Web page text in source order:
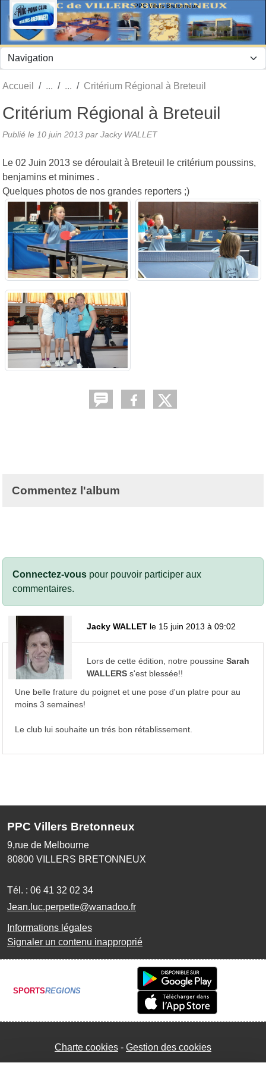
PPC Villers Bretonneux
Accueil Critérium Régional à Breteuil
Critérium Régional à Breteuil
Publié le 10 juin 2013 par Jacky WALLET
Le 02 Juin 2013 se déroulait à Breteuil le critérium poussins,
benjamins et minimes .
Quelques photos de nos grandes reporters ;)
Commentez l'album
Connectez-vous pour pouvoir participer aux
commentaires.
Jacky WALLET le 15 juin 2013 à 09:02
Lors de cette édition, notre poussine Sarah
WALLERS s'est blessée!!
Une belle frature du poignet et une pose d'un platre pour au
moins 3 semaines!
Le club lui souhaite un trés bon rétablissement.
PPC Villers Bretonneux
9,rue de Melbourne
80800 VILLERS BRETONNEUX
Tél. : 06 41 32 02 34
Jean.luc.perpette@wanadoo.fr
Informations légales
Signaler un contenu inapproprié
SPORTSREGIONS
Charte cookies Gestion des cookies
Panneau de gestion des cookies